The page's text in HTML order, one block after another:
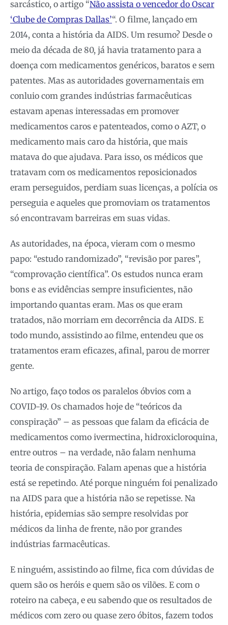
sarcástico, o artigo “Não assista o vencedor do Oscar
‘Clube de Compras Dallas’“. O filme, lançado em
2014, conta a história da AIDS. Um resumo? Desde o
meio da década de 80, já havia tratamento para a
doença com medicamentos genéricos, baratos e sem
patentes. Mas as autoridades governamentais em
conluio com grandes indústrias farmacêuticas
estavam apenas interessadas em promover
medicamentos caros e patenteados, como o AZT, o
medicamento mais caro da história, que mais
matava do que ajudava. Para isso, os médicos que
tratavam com os medicamentos reposicionados
eram perseguidos, perdiam suas licenças, a polícia os
perseguia e aqueles que promoviam os tratamentos
só encontravam barreiras em suas vidas.
As autoridades, na época, vieram com o mesmo
papo: “estudo randomizado”, “revisão por pares”,
“comprovação científica”. Os estudos nunca eram
bons e as evidências sempre insuficientes, não
importando quantas eram. Mas os que eram
tratados, não morriam em decorrência da AIDS. E
todo mundo, assistindo ao filme, entendeu que os
tratamentos eram eficazes, afinal, parou de morrer
gente.
No artigo, faço todos os paralelos óbvios com a
COVID-19. Os chamados hoje de “teóricos da
conspiração” – as pessoas que falam da eficácia de
medicamentos como ivermectina, hidroxicloroquina,
entre outros – na verdade, não falam nenhuma
teoria de conspiração. Falam apenas que a história
está se repetindo. Até porque ninguém foi penalizado
na AIDS para que a história não se repetisse. Na
história, epidemias são sempre resolvidas por
médicos da linha de frente, não por grandes
indústrias farmacêuticas.
E ninguém, assistindo ao filme, fica com dúvidas de
quem são os heróis e quem são os vilões. E com o
roteiro na cabeça, e eu sabendo que os resultados de
médicos com zero ou quase zero óbitos, fazem todos